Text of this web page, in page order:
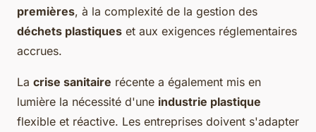
premières, à la complexité de la gestion des
déchets plastiques et aux exigences réglementaires
accrues.
La crise sanitaire récente a également mis en
lumière la nécessité d'une industrie plastique
flexible et réactive. Les entreprises doivent s'adapter